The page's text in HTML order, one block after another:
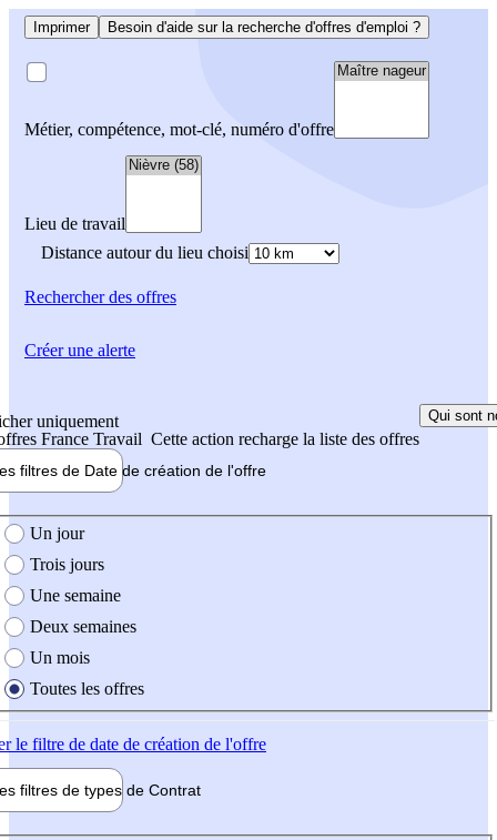
Imprimer Besoin d'aide sur la recherche d'offres d'emploi ?
Métier, compétence, mot-clé, numéro d'offre
Lieu de travail
Distance autour du lieu choisi
Rechercherdes offres
uniquement
France Travail Cette action recharge la liste des offres
Qui sont
filtres de Date de création de l'offre
création de l'offre
Un jour
Trois jours
Une semaine
Deux semaines
Un mois
Toutes les offres
le filtre de date de création de l'offre
filtres de types de Contrat
Créer une alerte